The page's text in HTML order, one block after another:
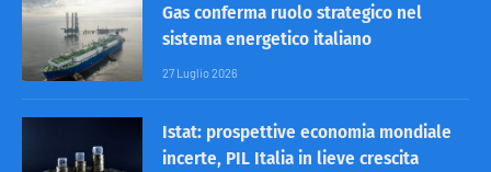
Gas conferma ruolo strategico nel
sistema energetico italiano
27 Luglio 2026
Istat: prospettive economia mondiale
incerte, PIL Italia in lieve crescita